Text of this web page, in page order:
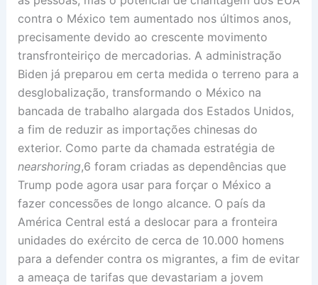
contra o México tem aumentado nos últimos anos,
precisamente devido ao crescente movimento
transfronteiriço de mercadorias. A administração
Biden já preparou em certa medida o terreno para a
desglobalização, transformando o México na
bancada de trabalho alargada dos Estados Unidos,
a fim de reduzir as importações chinesas do
exterior. Como parte da chamada estratégia de
nearshoring,6 foram criadas as dependências que
Trump pode agora usar para forçar o México a
fazer concessões de longo alcance. O país da
América Central está a deslocar para a fronteira
unidades do exército de cerca de 10.000 homens
para a defender contra os migrantes, a fim de evitar
a ameaça de tarifas que devastariam a jovem